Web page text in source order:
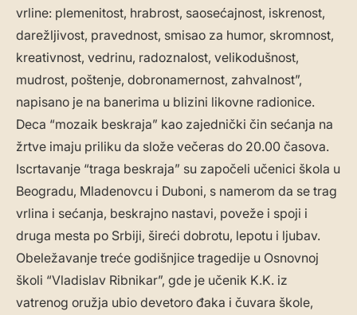
vrline: plemenitost, hrabrost, saosećajnost, iskrenost,
darežljivost, pravednost, smisao za humor, skromnost,
kreativnost, vedrinu, radoznalost, velikodušnost,
mudrost, poštenje, dobronamernost, zahvalnost”,
napisano je na banerima u blizini likovne radionice.
Deca “mozaik beskraja” kao zajednički čin sećanja na
žrtve imaju priliku da slože večeras do 20.00 časova.
Iscrtavanje “traga beskraja” su započeli učenici škola u
Beogradu, Mladenovcu i Duboni, s namerom da se trag
vrlina i sećanja, beskrajno nastavi, poveže i spoji i
druga mesta po Srbiji, šireći dobrotu, lepotu i ljubav.
Obeležavanje treće godišnjice tragedije u Osnovnoj
školi “Vladislav Ribnikar”, gde je učenik K.K. iz
vatrenog oružja ubio devetoro đaka i čuvara škole,